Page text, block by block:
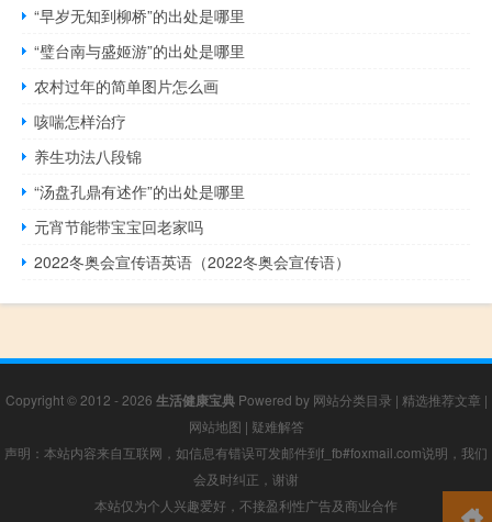
“早岁无知到柳桥”的出处是哪里
“璧台南与盛姬游”的出处是哪里
农村过年的简单图片怎么画
咳喘怎样治疗
养生功法八段锦
“汤盘孔鼎有述作”的出处是哪里
元宵节能带宝宝回老家吗
2022冬奥会宣传语英语（2022冬奥会宣传语）
Copyright © 2012 - 2026 生活健康宝典Powered by 网站分类目录 | 精选推荐文章 |
网站地图 | 疑难解答
声明：本站内容来自互联网，如信息有错误可发邮件到f_fb#foxmail.com说明，我们
会及时纠正，谢谢
本站仅为个人兴趣爱好，不接盈利性广告及商业合作